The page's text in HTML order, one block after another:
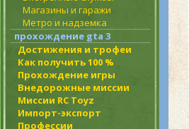
Магазины и гаражи
Метро и надземка
прохождение gta 3
Достижения и трофеи
Как получить 100 %
Прохождение игры
Внедорожные миссии
Миссии RC Toyz
Импорт-экспорт
Профессии